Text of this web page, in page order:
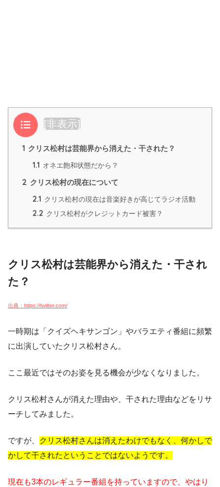
目次 [非表示]
1 クリス松村は芸能界から消えた・干された？
1.1 オネエ飽和状態だから？
2 クリス松村の現在について
2.1 クリス松村の現在は音楽好きが高じてラジオ活動
2.2 クリス松村がクレジットカード被害？
クリス松村は芸能界から消えた・干され
た？
出典：https://twitter.com/
一時期は「クイズヘキサンゴン」やバラエティ番組に頻繁
に出演していたクリス松村さん。
ここ最近ではそのお姿を見る機会が少なくなりました。
クリス松村さんが消えた理由や、干された理由などをリサ
ーチしてみました。
ですが、
クリス松村さんは消えたわけでもなく、何かしで
かして干されたということではないようです。
現在も3本のレギュラー番組を持っていますので、やはり